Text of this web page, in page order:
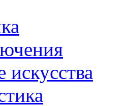
искусства